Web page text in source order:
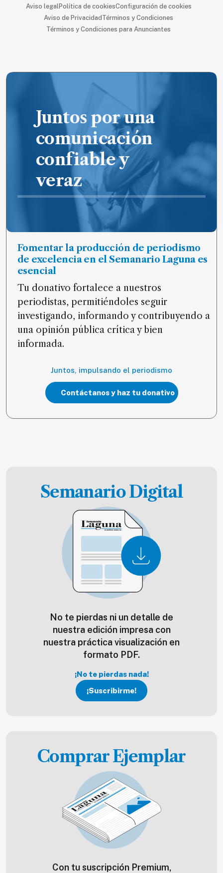
Aviso legalPolítica de cookiesConfiguración de cookies
Aviso de Privacidad Términos y Condiciones
Términos y Condiciones para Anunciantes
Juntos por una
comunicación
confiable y
veraz
Fomentar la producción de periodismo
de excelencia en el Semanario Laguna es
esencial
Tu donativo fortalece a nuestros
periodistas, permitiéndoles seguir
investigando, informando y contribuyendo a
una opinión pública crítica y bien
informada.
Juntos, impulsando el periodismo
Contáctanos y haz tu donativo
Semanario Digital
No te pierdas ni un detalle de
nuestra edición impresa con
nuestra práctica visualización en
formato PDF.
¡No te pierdas nada!
¡Suscribirme!
Comprar Ejemplar
Con tu suscripción Premium,